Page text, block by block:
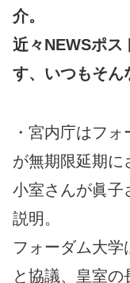
介。
近々NEWSポス
す、いつもそん
・宮内庁はフ
が無期限延期に
小室さんが眞子
説明。
フォーダム大
と協議、皇室の